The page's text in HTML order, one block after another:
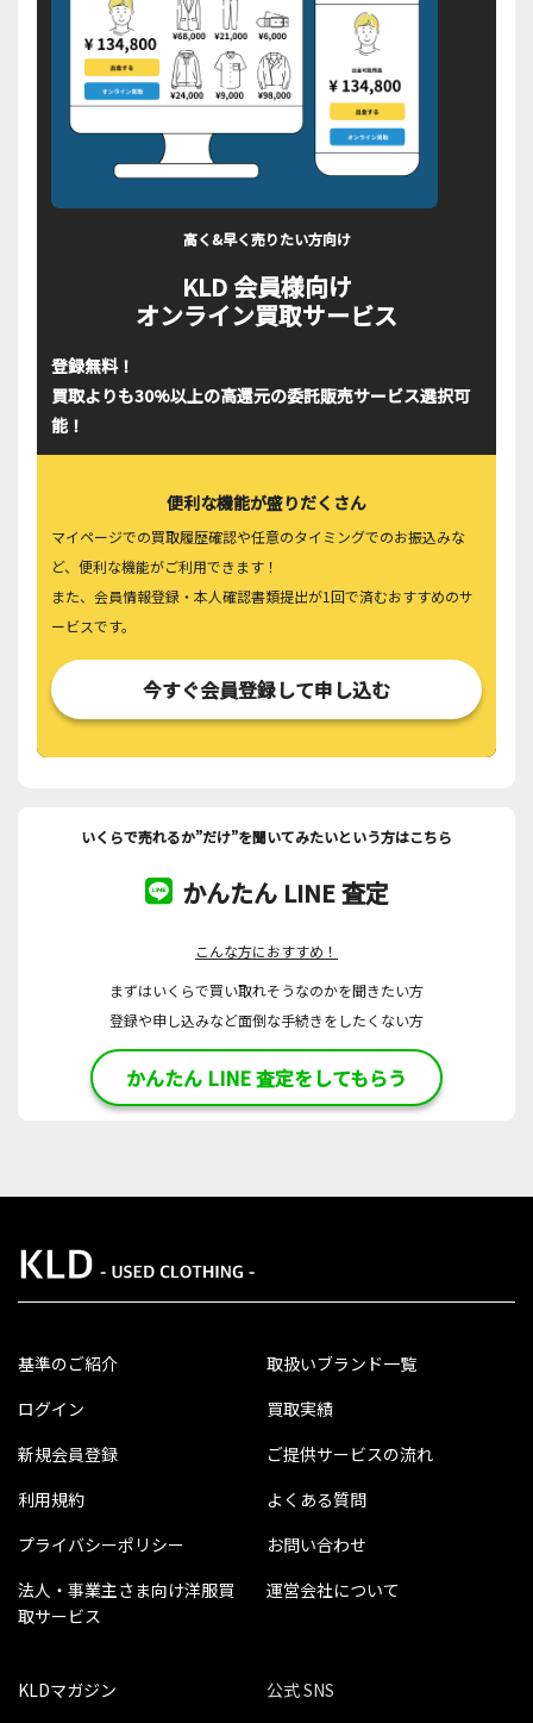
高く&早く売りたい方向け
KLD 会員様向け
オンライン買取サービス
登録無料！
買取よりも30%以上の高還元の委託販売サービス選択可
能！
便利な機能が盛りだくさん
マイページでの買取履歴確認や任意のタイミングでのお振込みな
ど、便利な機能がご利用できます！
また、会員情報登録・本人確認書類提出が1回で済むおすすめのサ
ービスです。
今すぐ会員登録して申し込む
いくらで売れるか”だけ”を聞いてみたいという方はこちら
かんたん LINE 査定
こんな方におすすめ！
まずはいくらで買い取れそうなのかを聞きたい方
登録や申し込みなど面倒な手続きをしたくない方
かんたん LINE 査定をしてもらう
基準のご紹介
ログイン
新規会員登録
利用規約
プライバシーポリシー
法人・事業主さま向け洋服買
取サービス
取扱いブランド一覧
買取実績
ご提供サービスの流れ
よくある質問
お問い合わせ
運営会社について
KLDマガジン 公式 SNS